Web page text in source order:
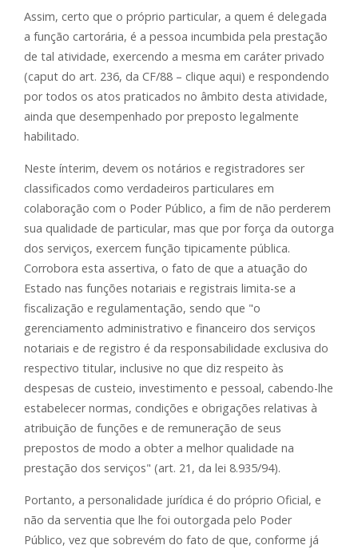
Assim, certo que o próprio particular, a quem é delegada
a função cartorária, é a pessoa incumbida pela prestação
de tal atividade, exercendo a mesma em caráter privado
(caput do art. 236, da CF/88 – clique aqui) e respondendo
por todos os atos praticados no âmbito desta atividade,
ainda que desempenhado por preposto legalmente
habilitado.
Neste ínterim, devem os notários e registradores ser
classificados como verdadeiros particulares em
colaboração com o Poder Público, a fim de não perderem
sua qualidade de particular, mas que por força da outorga
dos serviços, exercem função tipicamente pública.
Corrobora esta assertiva, o fato de que a atuação do
Estado nas funções notariais e registrais limita-se a
fiscalização e regulamentação, sendo que "o
gerenciamento administrativo e financeiro dos serviços
notariais e de registro é da responsabilidade exclusiva do
respectivo titular, inclusive no que diz respeito às
despesas de custeio, investimento e pessoal, cabendo-lhe
estabelecer normas, condições e obrigações relativas à
atribuição de funções e de remuneração de seus
prepostos de modo a obter a melhor qualidade na
prestação dos serviços" (art. 21, da lei 8.935/94).
Portanto, a personalidade jurídica é do próprio Oficial, e
não da serventia que lhe foi outorgada pelo Poder
Público, vez que sobrevém do fato de que, conforme já